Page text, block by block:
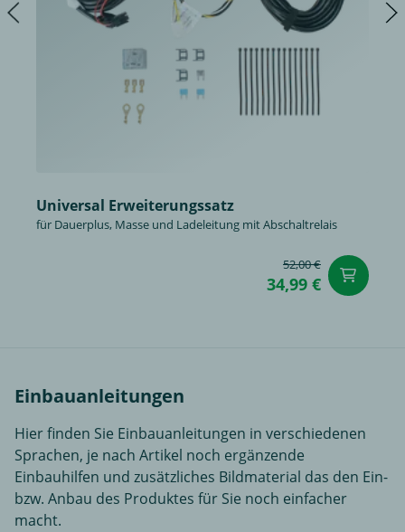
Universal Erweiterungssatz
für Dauerplus, Masse und Ladeleitung mit Abschaltrelais
52,00 €
34,99 €
Einbauanleitungen
Hier finden Sie Einbauanleitungen in verschiedenen
Sprachen, je nach Artikel noch ergänzende
Einbauhilfen und zusätzliches Bildmaterial das den Ein-
bzw. Anbau des Produktes für Sie noch einfacher
macht.